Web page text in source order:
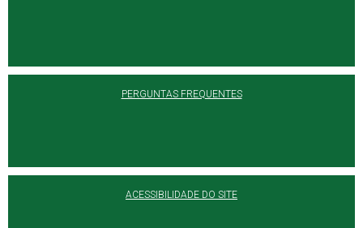
PERGUNTAS FREQUENTES
ACESSIBILIDADE DO SITE